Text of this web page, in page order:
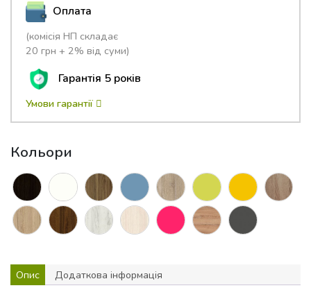
Оплата
(комісія НП складає
20 грн + 2% від суми)
Гарантія 5 років
Умови гарантії
Кольори
Опис Додаткова інформація